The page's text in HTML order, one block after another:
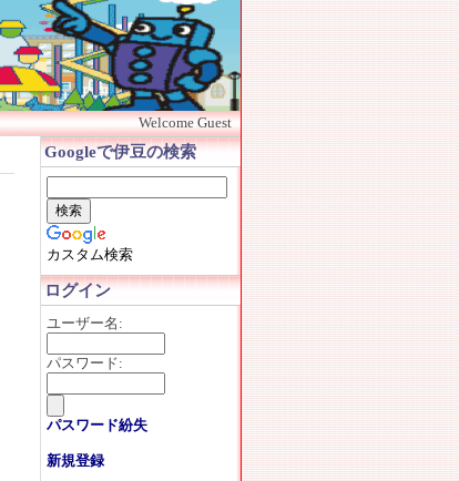
Welcome Guest
Googleで伊豆の検索
カスタム検索
ログイン
ユーザー名:
パスワード:
パスワード紛失
新規登録